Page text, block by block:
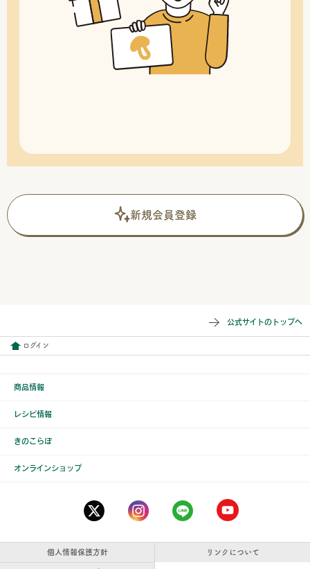
新規会員登録
公式サイトのトップへ
ログイン
商品情報
レシピ情報
きのこらぼ
オンラインショップ
個人情報保護方針 リンクについて